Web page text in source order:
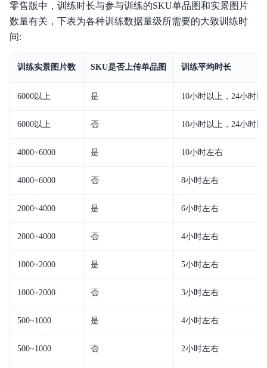
发
平
台
EasyDL 视频使用说明
EasyDL 结构化数据使用说明
EasyDL 跨模态使用说明
EasyDL 零售行业版使用说明
零售版中，训练时长与参与训练的SKU单品图和实景图片
数量有关，下表为各种训练数据量级所需要的大致训练时
间:
训练实景图片数 SKU是否上传单品图 训练平均时长
6000以上 是 10小时以上，24小时以
6000以上 否 10小时以上，24小时以
4000~6000 是 10小时左右
4000~6000 否 8小时左右
2000~4000 是 6小时左右
2000~4000 否 4小时左右
1000~2000 是 5小时左右
1000~2000 否 3小时左右
500~1000 是 4小时左右
500~1000 否 2小时左右